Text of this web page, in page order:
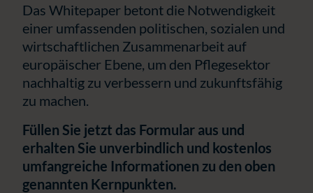
Das Whitepaper betont die Notwendigkeit
einer umfassenden politischen, sozialen und
wirtschaftlichen Zusammenarbeit auf
europäischer Ebene, um den Pflegesektor
nachhaltig zu verbessern und zukunftsfähig
zu machen.
Füllen Sie jetzt das Formular aus und
erhalten Sie unverbindlich und kostenlos
umfangreiche Informationen zu den oben
genannten Kernpunkten.